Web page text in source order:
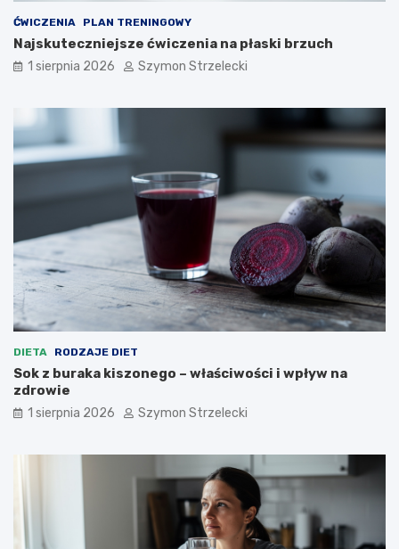
ĆWICZENIA PLAN TRENINGOWY
Najskuteczniejsze ćwiczenia na płaski brzuch
1 sierpnia 2026 Szymon Strzelecki
DIETA RODZAJE DIET
Sok z buraka kiszonego – właściwości i wpływ na
zdrowie
1 sierpnia 2026 Szymon Strzelecki